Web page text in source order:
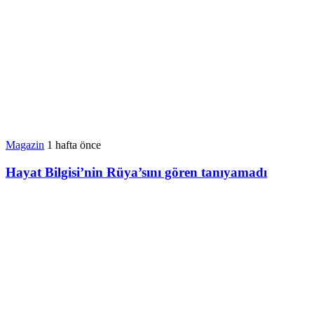
Magazin 1 hafta önce
Hayat Bilgisi’nin Rüya’sını gören tanıyamadı